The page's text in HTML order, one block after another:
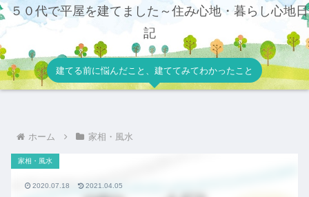
５０代で平屋を建てました～住み心地・暮らし心地日
記
建てる前に悩んだこと、建ててみてわかったこと
ホーム 家相・風水
家相・風水
2020.07.18 2021.04.05